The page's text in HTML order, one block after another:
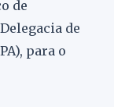
de
de
para o